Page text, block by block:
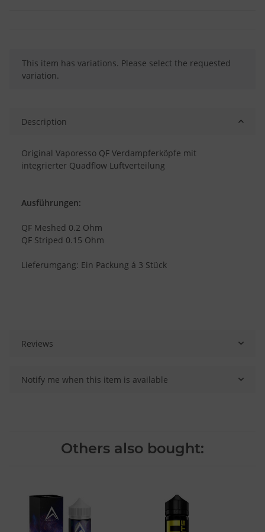
x
This item has variations. Please select the requested
variation.
Description
Original Vaporesso QF Verdampferköpfe mit
integrierter Quadflow Luftverteilung
Ausführungen:
QF Meshed 0.2 Ohm
QF Striped 0.15 Ohm
Lieferumgang: Ein Packung á 3 Stück
Reviews
Notify me when this item is available
Others also bought: